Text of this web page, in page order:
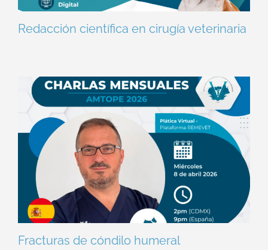
Redacción científica en cirugía veterinaria
Fracturas de cóndilo humeral